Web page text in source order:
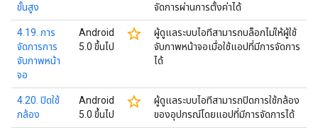
ขั้นสูง จัดการผ่านการตั้งค่าได้
4.19. การ
จัดการการ
จับภาพหน้า
จอ
Android
5.0 ขึ้นไป
star_border
ผู้ดูแลระบบไอทีสามารถบล็อกไม่ให้ผู้ใช้
จับภาพหน้าจอเมื่อใช้แอปที่มีการจัดการ
ได้
4.20. ปิดใช้
กล้อง
Android
5.0 ขึ้นไป
star_border
ผู้ดูแลระบบไอทีสามารถปิดการใช้กล้อง
ของอุปกรณ์โดยแอปที่มีการจัดการได้